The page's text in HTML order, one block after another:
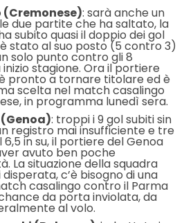
(Cremonese): sarà anche un
due partite che ha saltato, la
subito quasi il doppio dei gol
stato al suo posto (5 contro 3)
solo punto contro gli 8
stagione. Ora il portiere
pronto a tornare titolare ed è
scelta nel match casalingo
in programma lunedì sera.
: troppi i 9 gol subiti sin
registro mai insufficiente e tre
6,5 in su, il portiere del Genoa
avuto ben poche
La situazione della squadra
disperata, c’è bisogno di una
casalingo contro il Parma
da porta inviolata, da
al volo.